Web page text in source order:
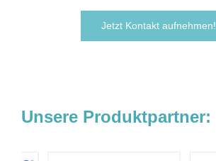
Jetzt Kontakt aufnehmen!
Unsere Produktpartner: